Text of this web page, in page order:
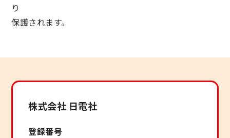
り
保護されます。
株式会社 日電社
登録番号